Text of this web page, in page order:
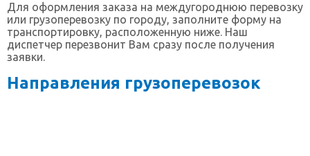
Для оформления заказа на междугороднюю перевозку
или грузоперевозку по городу, заполните форму на
транспортировку, расположенную ниже. Наш
диспетчер перезвонит Вам сразу после получения
заявки.
Направления грузоперевозок